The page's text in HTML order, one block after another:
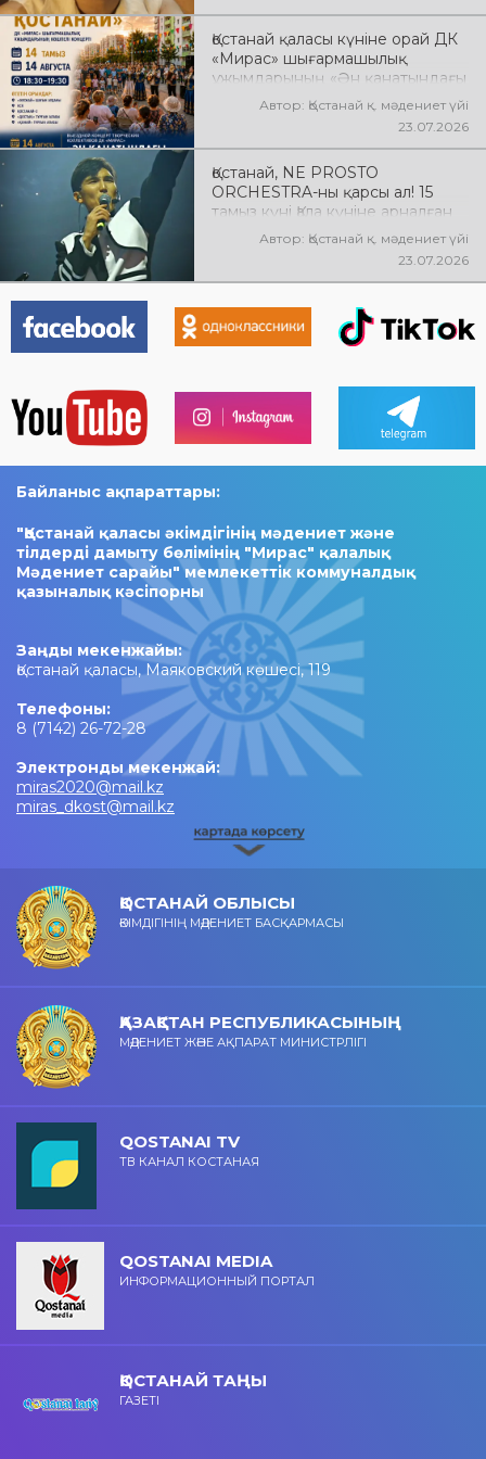
Қостанай қаласы күніне орай ДК
«Мирас» шығармашылық
ұжымдарының «Ән қанатындағы
Қостанай» көшпелі концерті
өтеді! Баршаңызды мерекелік
Автор: Қостанай қ. мәдениет үйі
23.07.2026
Қостанай, NE PROSTO
ORCHESTRA-ны қарсы ал! 15
тамыз күні Қала күніне арналған
мерекелік концертте NE
PROSTO ORCHESTRA өнер
көрсетеді! @ne_prosto_orchestra
Автор: Қостанай қ. мәдениет үйі
23.07.2026
Байланыс ақпараттары:
"Қостанай қаласы әкімдігінің мәдениет және
тілдерді дамыту бөлімінің "Мирас" қалалық
Мәдениет сарайы" мемлекеттік коммуналдық
қазыналық кәсіпорны
Заңды мекенжайы:
Қостанай қаласы, Маяковский көшесі, 119
Телефоны:
8 (7142) 26-72-28
Электронды мекенжай:
miras2020@mail.kz
miras_dkost@mail.kz
ҚОСТАНАЙ ОБЛЫСЫ
ӘКІМДІГІНІҢ МӘДЕНИЕТ БАСҚАРМАСЫ
ҚАЗАҚСТАН РЕСПУБЛИКАСЫНЫҢ
МӘДЕНИЕТ ЖӘНЕ АҚПАРАТ МИНИСТРЛІГІ
QOSTANAI TV
ТВ КАНАЛ КОСТАНАЯ
QOSTANAI MEDIA
ИНФОРМАЦИОННЫЙ ПОРТАЛ
ҚОСТАНАЙ ТАҢЫ
ГАЗЕТІ